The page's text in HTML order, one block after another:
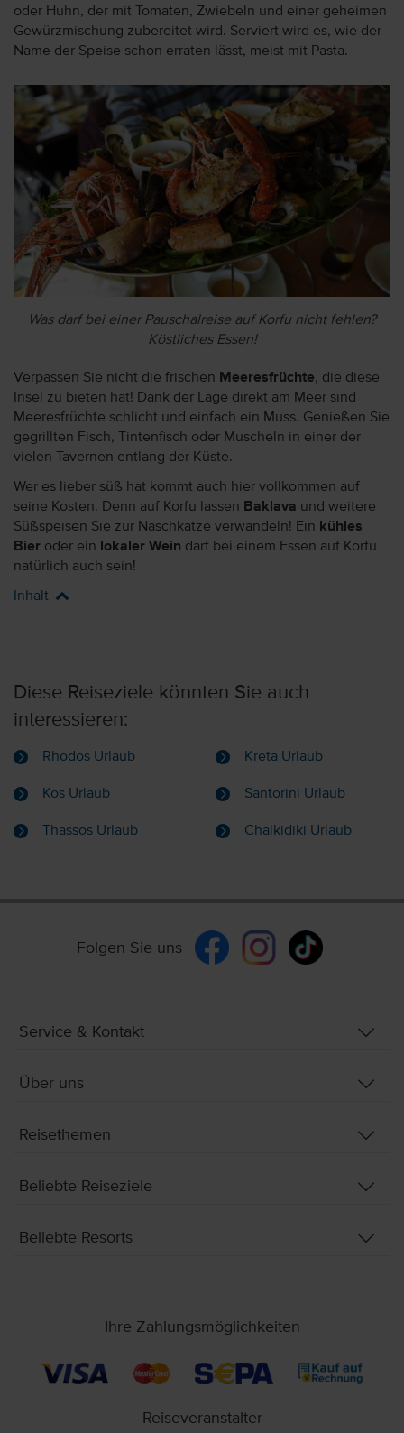
oder Huhn, der mit Tomaten, Zwiebeln und einer geheimen
Gewürzmischung zubereitet wird. Serviert wird es, wie der
Name der Speise schon erraten lässt, meist mit Pasta.
Was darf bei einer Pauschalreise auf Korfu nicht fehlen?
Köstliches Essen!
Verpassen Sie nicht die frischen Meeresfrüchte, die diese
Insel zu bieten hat! Dank der Lage direkt am Meer sind
Meeresfrüchte schlicht und einfach ein Muss. Genießen Sie
gegrillten Fisch, Tintenfisch oder Muscheln in einer der
vielen Tavernen entlang der Küste.
Wer es lieber süß hat kommt auch hier vollkommen auf
seine Kosten. Denn auf Korfu lassen Baklava und weitere
Süßspeisen Sie zur Naschkatze verwandeln! Ein kühles
Bier oder ein lokaler Wein darf bei einem Essen auf Korfu
natürlich auch sein!
Inhalt
Diese Reiseziele könnten Sie auch
interessieren:
Rhodos Urlaub Kreta Urlaub
Kos Urlaub Santorini Urlaub
Thassos Urlaub Chalkidiki Urlaub
Folgen Sie uns
Service & Kontakt
Über uns
Reisethemen
Beliebte Reiseziele
Beliebte Resorts
Ihre Zahlungsmöglichkeiten
Reiseveranstalter